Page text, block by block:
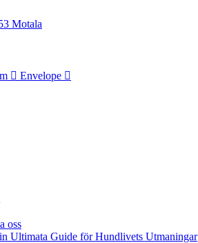
Motala
Envelope
oss
Ultimata Guide för Hundlivets Utmaningar